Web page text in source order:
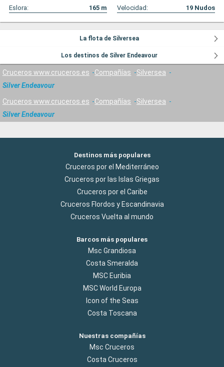
Eslora:
165 m Velocidad: 19 Nudos
La flota de Silversea
Los destinos de Silver Endeavour
Cruceros www.cruceros.es Compañías
Silversea
Silver Endeavour
Cruceros www.cruceros.es Compañías
Silversea
Silver Endeavour
Destinos más populares
Cruceros por el Mediterráneo
Cruceros por las Islas Griegas
Cruceros por el Caribe
Cruceros Flordos y Escandinavia
Cruceros Vuelta al mundo
Barcos más populares
Msc Grandiosa
Costa Smeralda
MSC Euribia
MSC World Europa
Icon of the Seas
Costa Toscana
Nuestras compañías
Msc Cruceros
Costa Cruceros